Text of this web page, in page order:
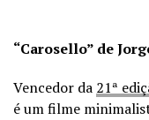
“Carosello” de
Vencedor da 21ª
é um filme